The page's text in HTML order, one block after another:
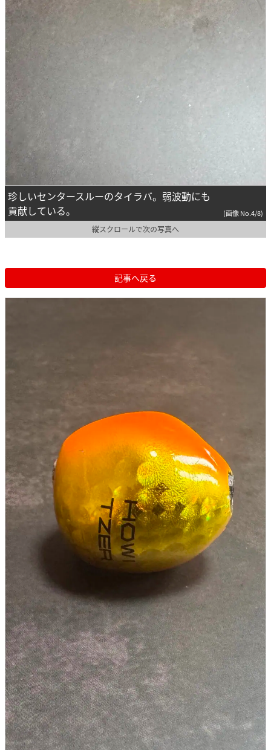
珍しいセンタースルーのタイラバ。弱波動にも
貢献している。
(画像 No.4/8)
縦スクロールで次の写真へ
記事へ戻る